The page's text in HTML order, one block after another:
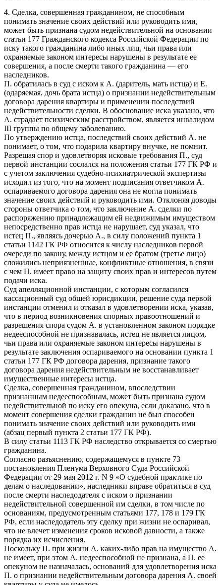
4. Сделка, совершенная гражданином, не способным
понимать значение своих действий или руководить ими,
может быть признана судом недействительной на основании
статьи 177 Гражданского кодекса Российской Федерации по
иску такого гражданина либо иных лиц, чьи права или
охраняемые законом интересы нарушены в результате ее
совершения, а после смерти такого гражданина — его
наследников.
П. обратилась в суд с иском к А. (даритель, мать истца) и Е.
(одаряемая, дочь брата истца) о признании недействительным
договора дарения квартиры и применении последствий
недействительности сделки. В обоснование иска указано, что
А. страдает психическим расстройством, является инвалидом
III группы по общему заболеванию.
По утверждению истца, последствий своих действий А. не
понимает, о том, что подарила квартиру внучке, не помнит.
Разрешая спор и удовлетворяя исковые требования П., суд
первой инстанции сослался на положения статьи 177 ГК РФ и
с учетом заключения судебно-психиатрической экспертизы
исходил из того, что на момент подписания ответчиком А.
оспариваемого договора дарения она не могла понимать
значение своих действий и руководить ими. Отклоняя доводы
стороны ответчика о том, что заключение А. сделки по
распоряжению принадлежащим ей недвижимым имуществом
непосредственно прав истца не нарушает, суд указал, что
истец П., являясь дочерью А., в силу положений пункта 1
статьи 1142 ГК РФ относится к числу наследников первой
очереди по закону, между истцом и ее братом (третье лицо)
сложились неприязненные, конфликтные отношения, в связи
с чем П. имеет право на защиту своих прав и интересов путем
подачи иска.
Суд апелляционной инстанции, с которым согласился
кассационный суд общей юрисдикции, решение суда первой
инстанции отменил и отказал в удовлетворении иска, указав,
что в период возникновения спорных правоотношений и
разрешения спора судом А. в установленном законом порядке
недееспособной не признавалась, истец не является лицом,
чьи права или охраняемые законом интересы нарушены в
результате заключения оспариваемого на основании пункта 1
статьи 177 ГК РФ договора дарения, признание такого
договора дарения недействительным не восстанавливает
имущественные интересы истца.
Сделка, совершенная гражданином, впоследствии
признанным недееспособным, может быть признана судом
недействительной по иску его опекуна, если доказано, что в
момент совершения сделки гражданин не был способен
понимать значение своих действий или руководить ими
(абзац первый пункта 2 статьи 177 ГК РФ).
В силу статьи 1113 ГК РФ наследство открывается со смертью
гражданина.
Согласно разъяснению, содержащемуся в пункте 73
постановления Пленума Верховного Суда Российской
Федерации от 29 мая 2012 г. N 9 «О судебной практике по
делам о наследовании», наследники вправе обратиться в суд
после смерти наследодателя с иском о признании
недействительной совершенной им сделки, в том числе по
основаниям, предусмотренным статьями 177, 178 и 179 ГК
РФ, если наследодатель эту сделку при жизни не оспаривал,
что не влечет изменения сроков исковой давности, а также
порядка их исчисления.
Поскольку П. при жизни А. каких-либо прав на имущество А.
не имеет, при этом А. недееспособной не признана, а П. ее
опекуном не назначалась, оснований для удовлетворения иска
П. о признании недействительным договора дарения А. своей